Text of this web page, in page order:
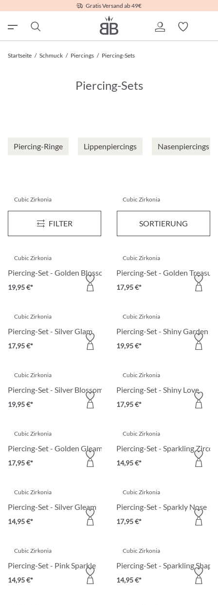
Gratis Versand ab 49€
Startseite / Schmuck / Piercings / Piercing-Sets
Piercing-Sets
Piercing-Ringe Lippenpiercings Nasenpiercings
FILTER SORTIERUNG
Cubic Zirkonia
Piercing-Set - Sparkling Circles
Cubic Zirkonia
Piercing-Set - Cubic Variety
19,95 €*
Cubic Zirkonia
Piercing-Set - Golden Blossoms
19,95 €*
Cubic Zirkonia
Piercing-Set - Golden
17,95 €*
Cubic Zirkonia
Piercing-Set - Silver Glam
17,95 €*
Cubic Zirkonia
Piercing-Set - Shiny Garden
19,95 €*
Cubic Zirkonia
Piercing-Set - Silver Blossoms
19,95 €*
Cubic Zirkonia
Piercing-Set - Shiny Love
17,95 €*
Cubic Zirkonia
Piercing-Set - Golden Gleam
17,95 €*
Cubic Zirkonia
Piercing-Set - Sparkling
14,95 €*
Cubic Zirkonia
Piercing-Set - Silver Gleam
14,95 €*
Cubic Zirkonia
Piercing-Set - Sparkly Nose
17,95 €*
Cubic Zirkonia
Piercing-Set - Pink Sparkle
14,95 €*
Cubic Zirkonia
Piercing-Set - Sparkling
14,95 €*